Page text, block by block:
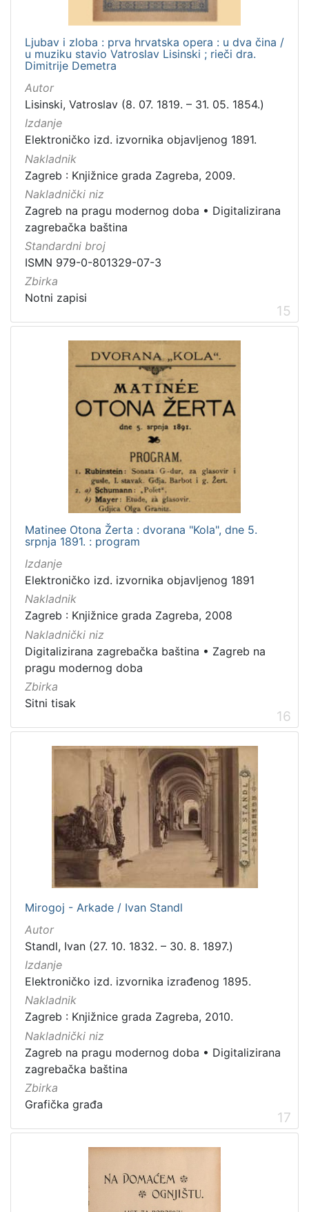
Ljubav i zloba : prva hrvatska opera : u dva čina /
u muziku stavio Vatroslav Lisinski ; rieči dra.
Dimitrije Demetra
Autor
Lisinski, Vatroslav (8. 07. 1819. – 31. 05. 1854.)
Izdanje
Elektroničko izd. izvornika objavljenog 1891.
Nakladnik
Zagreb : Knjižnice grada Zagreba, 2009.
Nakladnički niz
Zagreb na pragu modernog doba • Digitalizirana
zagrebačka baština
Standardni broj
ISMN 979-0-801329-07-3
Zbirka
Notni zapisi
15
Matinee Otona Žerta : dvorana "Kola", dne 5.
srpnja 1891. : program
Izdanje
Elektroničko izd. izvornika objavljenog 1891
Nakladnik
Zagreb : Knjižnice grada Zagreba, 2008
Nakladnički niz
Digitalizirana zagrebačka baština • Zagreb na
pragu modernog doba
Zbirka
Sitni tisak
16
Mirogoj - Arkade / Ivan Standl
Autor
Standl, Ivan (27. 10. 1832. – 30. 8. 1897.)
Izdanje
Elektroničko izd. izvornika izrađenog 1895.
Nakladnik
Zagreb : Knjižnice grada Zagreba, 2010.
Nakladnički niz
Zagreb na pragu modernog doba • Digitalizirana
zagrebačka baština
Zbirka
Grafička građa
17